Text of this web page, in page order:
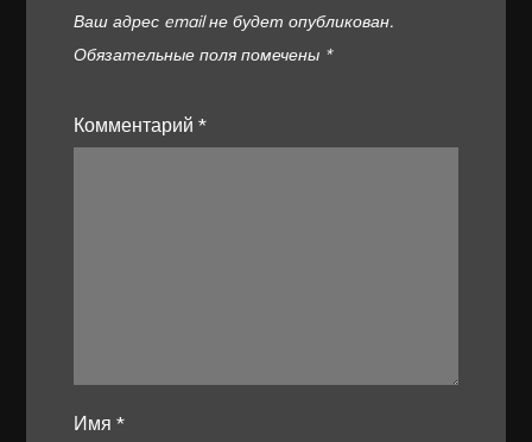
Ваш адрес email не будет опубликован.
Обязательные поля помечены *
Комментарий*
Имя*